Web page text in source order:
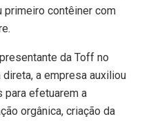
primeiro contêiner com
da Toff no
a empresa auxiliou
para efetuarem a
orgânica, criação da